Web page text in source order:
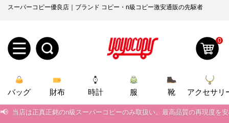
スーパーコピー優良店｜ブランド コピー・n級コピー激安通販の先駆者
規
ユ
ロ
グ
0
バッグ 財布 時計 服 靴
アクセサリ